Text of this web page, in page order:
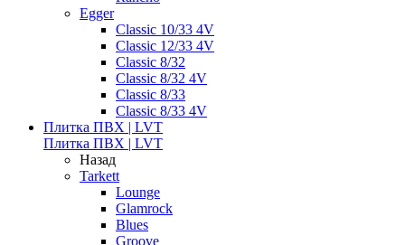
Egger
Classic 10/33 4V
Classic 12/33 4V
Classic 8/32
Classic 8/32 4V
Classic 8/33
Classic 8/33 4V
Плитка ПВХ | LVT
Плитка ПВХ | LVT
Назад
Tarkett
Lounge
Glamrock
Blues
Groove